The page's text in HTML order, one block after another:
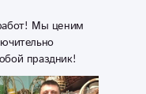
Мы ценим
праздник!